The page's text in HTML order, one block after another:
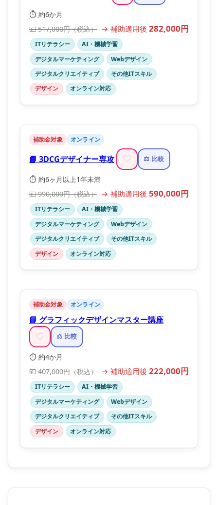
⏱️ 約6か月
💴 517,000円（税込） → 補助適用後 282,000円
ITリテラシー
AI・機械学習
デジタルマーケティング
Webデザイン
デジタルクリエイティブ
その他ITスキル
デザイン
オンライン対応
補助金対象 オンライン
📘 3DCGデザイナー専攻 ♡ ⚖️ 比較
⏱️ 約6ヶ月以上1年未満
💴 990,000円（税込） → 補助適用後 590,000円
ITリテラシー
AI・機械学習
デジタルマーケティング
Webデザイン
デジタルクリエイティブ
その他ITスキル
デザイン
オンライン対応
補助金対象 オンライン
📘 グラフィックデザインマスター講座
♡ ⚖️ 比較
⏱️ 約4か月
💴 407,000円（税込） → 補助適用後 222,000円
ITリテラシー
AI・機械学習
デジタルマーケティング
Webデザイン
デジタルクリエイティブ
その他ITスキル
デザイン
オンライン対応